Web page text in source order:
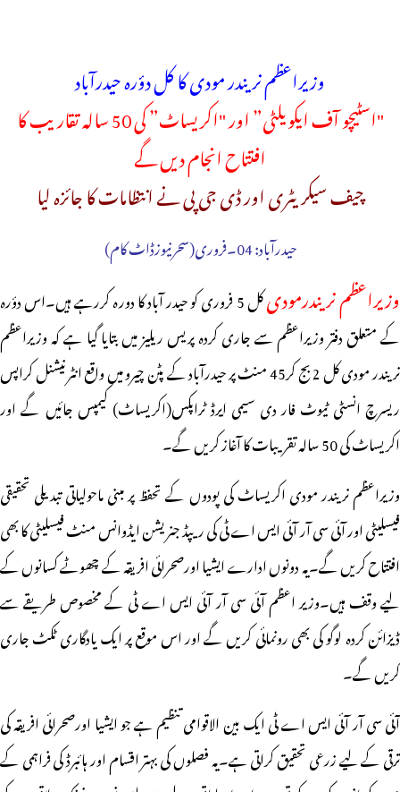
وزیراعظم نریندر مودی کا کل دؤرہ حیدرآباد
"اسٹیچو آف ایکویلٹی” اور "اکریساٹ” کی 50 سالہ تقاریب کا
افتتاح انجام دیں گے
چیف سیکریٹری اور ڈی جی پی نے انتظامات کا جائزہ لیا
حیدرآباد: 04۔فروری(سحرنیوزڈاٹ کام)
وزیراعظم نریندرمودی
کل 5 فروری کو حیدر آباد کا دورہ کررہے ہیں۔اس دؤرہ
کے متعلق دفتر وزیراعظم سے جاری کردہ پریس ریلیز میں بتایا گیا ہے کہ وزیراعظم
نریندر مودی کل 2 بج کر45 منٹ پر حیدرآباد کے پٹن چیرو میں واقع انٹرنیشنل کراپس
ریسرچ انسٹی ٹیوٹ فار دی سیمی ایرڈ ٹراپکس(اکریساٹ) کیمپس جائیں گے اور
اکریساٹ کی 50 سالہ تقریبات کا آغاز کریں گے۔
وزیراعظم نریندر مودی اکریساٹ کی پودوں کے تحفظ پر مبنی ماحولیاتی تبدیلی تحقیقی
فیسلیٹی اور آئی سی آر آئی ایس اے ٹی کی ریپڈ جنریشن ایڈوانس منٹ فیسلیٹی کا بھی
افتتاح کریں گے۔یہ دونوں ادارے ایشیا اورصحرائی افریقہ کے چھوٹے کسانوں کے
لیے وقف ہیں۔وزیر اعظم آئی سی آر آئی ایس اے ٹی کے مخصوص طریقے سے
ڈیزائن کردہ لوگو کی بھی رونمائی کریں گے اور اس موقع پر ایک یادگاری ٹکٹ جاری
کریں گے۔
آئی سی آر آئی ایس اے ٹی ایک بین الاقوامی تنظیم ہے جو ایشیا اورصحرائی افریقہ کی
ترقی کے لیے زرعی تحقیق کراتی ہے۔یہ فصلوں کی بہتر اقسام اور ہائبرڈ کی فراہمی کے